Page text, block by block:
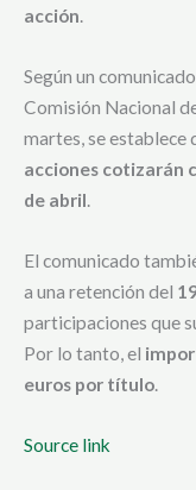
acción.
Según un
Comisión Nacional
martes, se establece
acciones cotizarán
de abril.
El comunicado
a una retención del
participaciones que
Por lo tanto, el
euros por título.
Source link